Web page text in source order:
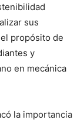
sus
propósito de
y
en mecánica
la importancia